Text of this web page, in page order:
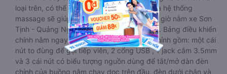
loại trên, có thể lăn lộn thoải mái. Đặc biệt là hệ thống
massage sẽ giúp bạn thư giãn trong những giờ nằm xe Sơn
Tịnh - Quảng Ngãi đến Chư Sê - Gia Lai dài. Bảng điều khiển
chính nằm ngay cạnh đầu để tiện tay tuỳ chỉnh gồm: một cái
nút to đùng để gọi tiếp viên, 2 cổng USB , 1 jack cắm 3.5mm
và 3 cái nút có biểu tượng nguồn dùng để tắt/mở dàn đèn
chính của buồng nằm chạy dọc trên đầu, đèn dưới chân và